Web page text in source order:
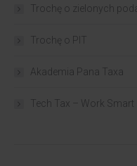
Trochę o zielonych
Trochę o PIT
Akademia Pana Taxa
Tech Tax – Work Smart